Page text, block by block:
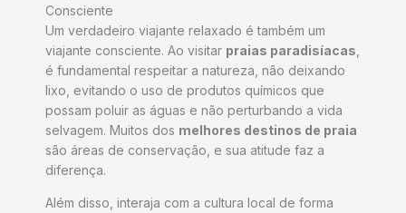
Consciente
Um verdadeiro viajante relaxado é também um
viajante consciente. Ao visitar praias paradisíacas
é fundamental respeitar a natureza, não deixando
lixo, evitando o uso de produtos químicos que
possam poluir as águas e não perturbando a vida
selvagem. Muitos dos melhores destinos de praia
são áreas de conservação, e sua atitude faz a
diferença.
Além disso, interaja com a cultura local de forma